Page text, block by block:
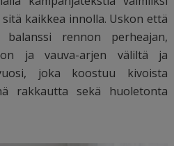
kaikkea innolla. Uskon että
rennon perheajan,
ja vauva-arjen väliltä ja
joka koostuu kivoista
rakkautta sekä huoletonta